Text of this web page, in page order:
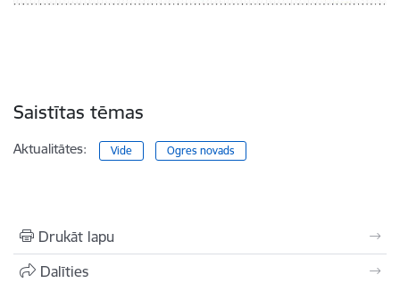
Saistītas tēmas
Aktualitātes: Vide Ogres novads
Drukāt lapu
Dalīties